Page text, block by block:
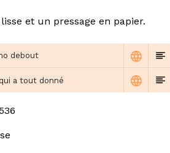
et un pressage en papier.
debout
a tout donné